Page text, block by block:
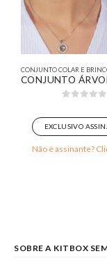
CONJUNTO COLAR E
EXCLUSIVO
Não é assinante?
SOBRE A KITBOX